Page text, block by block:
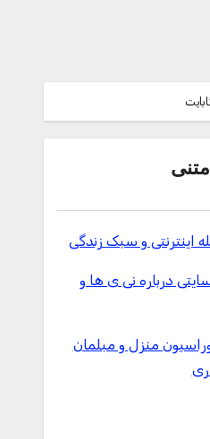
اینترنتی و سبک زندگی
درباره نی ی ها و
منزل و مبلمان